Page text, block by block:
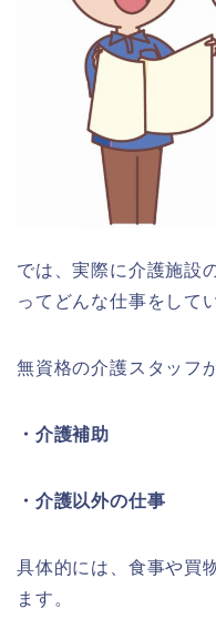
では、実際に介護施設
ってどんな仕事をして
無資格の介護スタッフ
・介護補助
・介護以外の仕事
具体的には、食事や買
ます。